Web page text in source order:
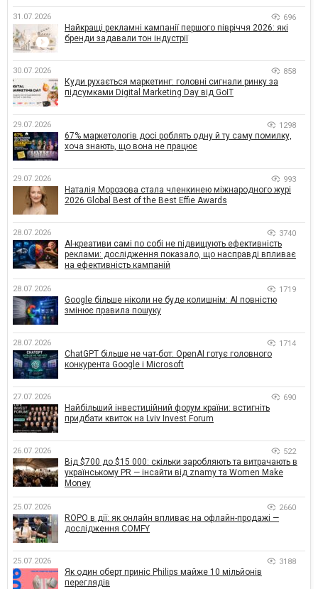
31.07.2026 696
Найкращі рекламні кампанії першого півріччя 2026: які
бренди задавали тон індустрії
30.07.2026 858
Куди рухається маркетинг: головні сигнали ринку за
підсумками Digital Marketing Day від GoIT
29.07.2026 1298
67% маркетологів досі роблять одну й ту саму помилку,
хоча знають, що вона не працює
29.07.2026 993
Наталія Морозова стала членкинею міжнародного журі
2026 Global Best of the Best Effie Awards
28.07.2026 3740
AI-креативи самі по собі не підвищують ефективність
реклами: дослідження показало, що насправді впливає
на ефективність кампаній
28.07.2026 1719
Google більше ніколи не буде колишнім: AI повністю
змінює правила пошуку
28.07.2026 1714
ChatGPT більше не чат-бот: OpenAI готує головного
конкурента Google і Microsoft
27.07.2026 690
Найбільший інвестиційний форум країни: встигніть
придбати квиток на Lviv Invest Forum
26.07.2026 522
Від $700 до $15 000: скільки заробляють та витрачають в
українському PR — інсайти від znamy та Women Make
Money
25.07.2026 2660
ROPO в дії: як онлайн впливає на офлайн-продажі —
дослідження COMFY
25.07.2026 3188
Як один оберт приніс Philips майже 10 мільйонів
переглядів